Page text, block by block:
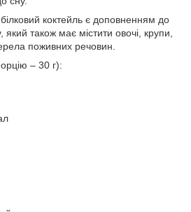
коктейль є доповненням до
також має містити овочі, крупи,
поживних речовин.
– 30 г):